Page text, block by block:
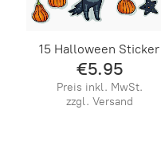
15 Halloween Sticker
€5.95
Preis inkl. MwSt.
zzgl. Versand